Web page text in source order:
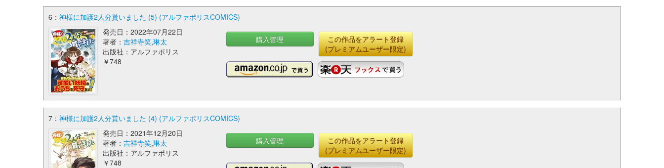
6： 神様に加護2人分貰いました (5) (アルファポリスCOMICS)
発売日：2022年07月22日
著者： 吉祥寺笑,琳太
出版社：アルファポリス
￥748
購入管理
この作品をアラート登録
(プレミアムユーザー限定)
7： 神様に加護2人分貰いました (4) (アルファポリスCOMICS)
発売日：2021年12月20日
著者： 吉祥寺笑,琳太
出版社：アルファポリス
￥748
購入管理
この作品をアラート登録
(プレミアムユーザー限定)